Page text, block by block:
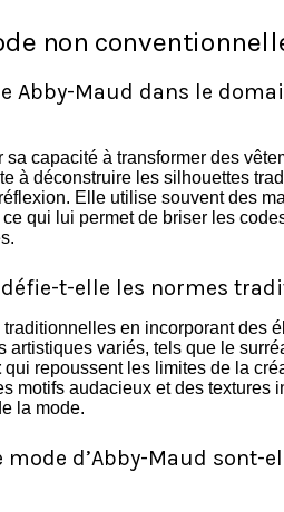
non
Abby-Maud dans le
capacité à transformer des
à déconstruire les silhouettes
Elle utilise souvent des
qui lui permet de briser les
t-elle les normes
en incorporant des
artistiques variés, tels que le
qui repoussent les limites de la
motifs audacieux et des textures
la mode.
d’Abby-Maud sont-